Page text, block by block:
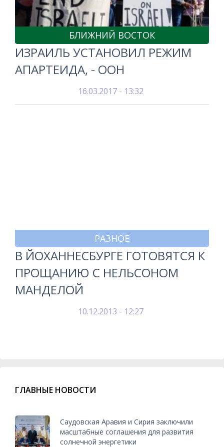
БЛИЖНИЙ ВОСТОК
ИЗРАИЛЬ УСТАНОВИЛ РЕЖИМ
АПАРТЕИДА, - ООН
16.03.2017 - 13:32
РАЗНОЕ
В ЙОХАННЕСБУРГЕ ГОТОВЯТСЯ К
ПРОЩАНИЮ С НЕЛЬСОНОМ
МАНДЕЛОЙ
10.12.2013 - 12:27
ГЛАВНЫЕ НОВОСТИ
Саудовская Аравия и Сирия заключили
масштабные соглашения для развития
солнечной энергетики